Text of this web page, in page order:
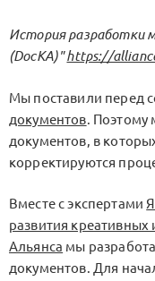
История разработки
(DocKA)"https://
Мы поставили перед
документов.
документов, в
корректируются
Вместе с экспертами
развития
Альянса мы
документов. Для